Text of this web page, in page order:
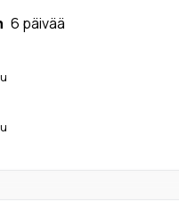
6 päivää